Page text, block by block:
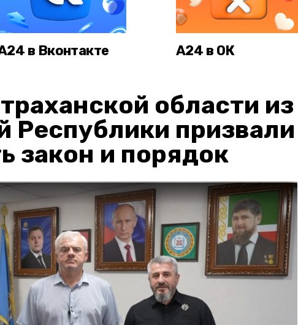
в Вконтакте А24 в ОК
области из
Республики призвали
закон и порядок